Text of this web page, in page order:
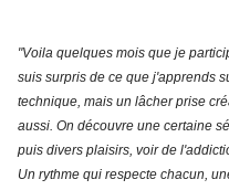
"Voila quelques mois que je
suis surpris de ce que j'apprends
technique, mais un lâcher prise
aussi. On découvre une certaine
puis divers plaisirs, voir de
Un rythme qui respecte chacun,